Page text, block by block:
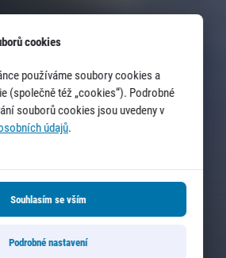
cookies
používáme soubory cookies a
(společně též „cookies“). Podrobné
souborů cookies jsou uvedeny v
údajů.
Souhlasím se vším
Podrobné nastavení